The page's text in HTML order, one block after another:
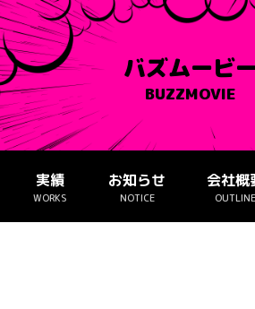
バズムービ
BUZZMOVIE
実績
WORKS
お知らせ
NOTICE
会社概
OUTLINE